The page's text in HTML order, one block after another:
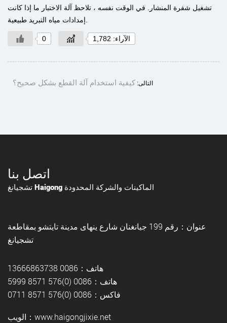
تشغيل شفرة المنشار. في الوقت نفسه ، تلاحظ آلة الاختبار ما إذا كانت
0 الآراء: 1,782
التالى: كيفية استخدام آلة القطع بشكل صحيح؟
اتصل بنا
تشجيانغ Haigong الماكينات والشركة المحدودة
عنوان：رقم 199 جيانغنان شارع ينهاى مدينة تايتشو بمقاطعة
تشجيانغ
هاتف：0086 13666863738
هاتف：0086 (0)576 8571 5999
فاكس：0086 (0)576 8571 0711
الويب：www.haigongjixie.net